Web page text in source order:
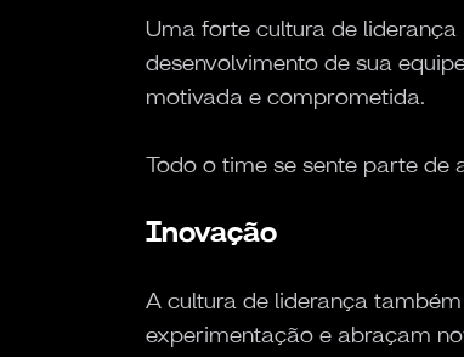
Uma forte cultura de
desenvolvimento de sua
motivada e comprometida.
Todo o time se sente parte
Inovação
A cultura de liderança
experimentação e abraçam